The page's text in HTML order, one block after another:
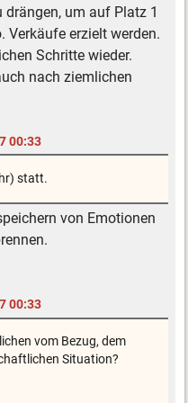
um auf Platz 1
Verkäufe erzielt werden.
Schritte wieder.
nach ziemlichen
00:33
statt.
von Emotionen
00:33
vom Bezug, dem
Situation?